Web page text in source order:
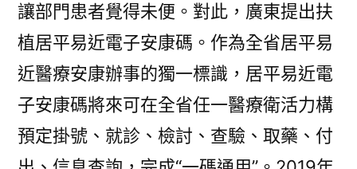
讓部門患者覺得未便。對此，廣東提出扶
植居平易近電子安康碼。作為全省居平易
近醫療安康辦事的獨一標識，居平易近電
子安康碼將來可在全省任一醫療衛活力構
預定掛號、就診、檢討、查驗、取藥、付